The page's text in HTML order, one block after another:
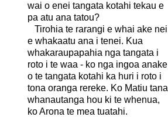
wai o enei tangata kotahi tekau e
pa atu ana tatou?
Tirohia te rarangi e whai ake nei
e whakaatu ana i tenei. Kua
whakaraupapahia nga tangata i
roto i te waa - ko nga ingoa anake
o te tangata kotahi ka huri i roto i
tona oranga rereke. Ko Matiu tana
whanautanga hou ki te whenua,
ko Arona te mea tuatahi.